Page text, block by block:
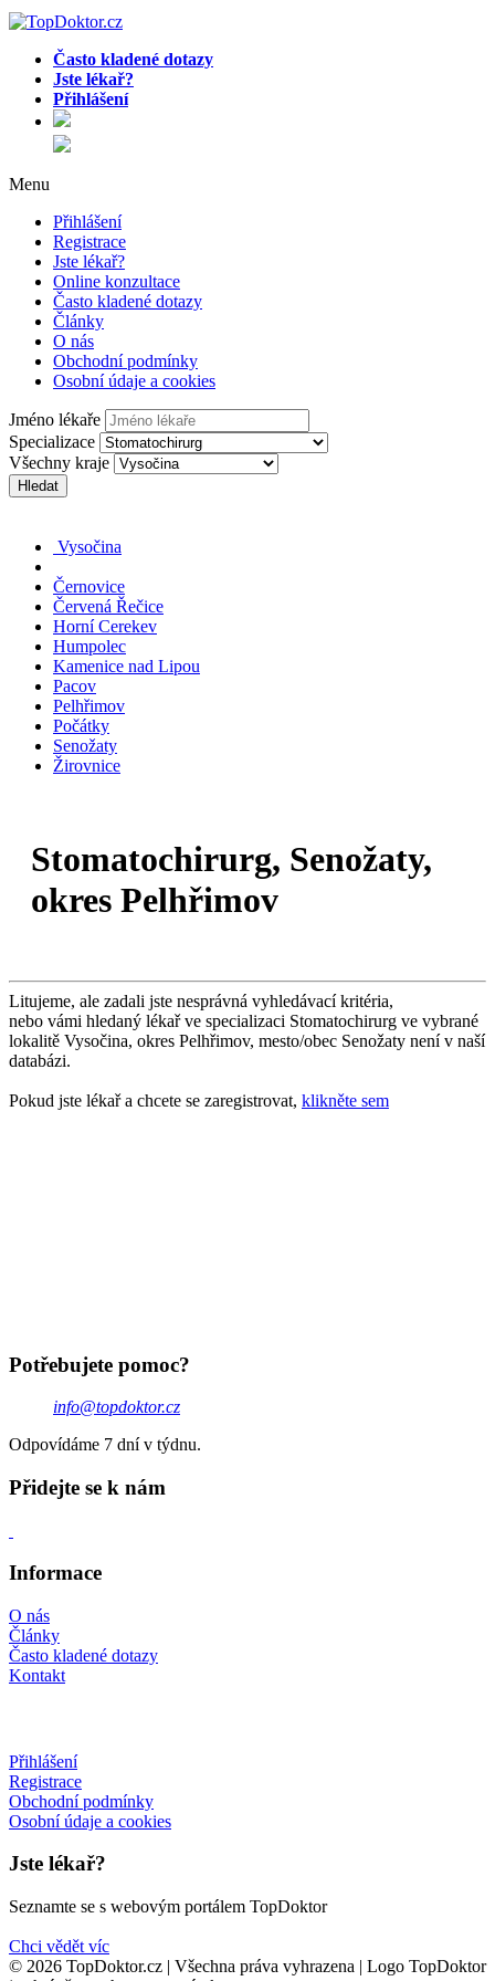
Často kladené dotazy
Jste lékař?
Přihlášení
Menu
Přihlášení
Registrace
Jste lékař?
Online konzultace
Často kladené dotazy
Články
O nás
Obchodní podmínky
Osobní údaje a cookies
Jméno lékaře
Specializace
Všechny kraje
Hledat
Vysočina
Černovice
Červená Řečice
Horní Cerekev
Humpolec
Kamenice nad Lipou
Pacov
Pelhřimov
Počátky
Senožaty
Žirovnice
Stomatochirurg, Senožaty,
okres Pelhřimov
Litujeme, ale zadali jste nesprávná vyhledávací kritéria,
nebo vámi hledaný lékař ve specializaci Stomatochirurg ve vybrané
lokalitě Vysočina, okres Pelhřimov, mesto/obec Senožaty není v naší
databázi.
Pokud jste lékař a chcete se zaregistrovat, klikněte sem
Potřebujete pomoc?
info@topdoktor.cz
Odpovídáme 7 dní v týdnu.
Přidejte se k nám
Informace
O nás
Články
Často kladené dotazy
Kontakt
Přihlášení
Registrace
Obchodní podmínky
Osobní údaje a cookies
Jste lékař?
Seznamte se s webovým portálem TopDoktor
Chci vědět víc
© 2026 TopDoktor.cz | Všechna práva vyhrazena | Logo TopDoktor